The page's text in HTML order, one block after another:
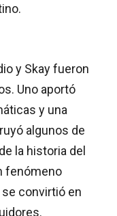
y Skay fueron
Uno aportó
y una
algunos de
la historia del
fenómeno
convirtió en